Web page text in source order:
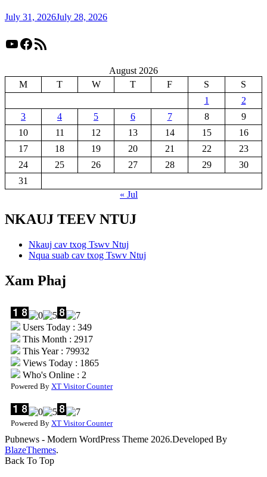
July 31, 2026July 28, 2026
YouTube
Facebook
RSS Feed
August 2026
M
T W T F S
S
1
2
3
4 5 6 7 8
9
10
11 12 13 14 15
16
17
18 19 20 21 22
23
24
25 26 27 28 29
30
31
« Jul
NKAUJ TEEV NTUJ
Nkauj cav txog Tswv Ntuj
Nqua suab cav txog Tswv Ntuj
Xam Phaj
Users Today : 349
This Month : 2917
This Year : 79932
Views Today : 1865
Who's Online : 2
Powered By XT Visitor Counter
Powered By XT Visitor Counter
Pubnews - Modern WordPress Theme 2026.Developed By
BlazeThemes.
Back To Top